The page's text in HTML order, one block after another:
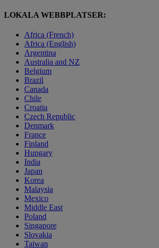
LOKALA WEBBPLATSER:
Africa (French)
Africa (English)
Argentina
Australia and NZ
Belgium
Brazil
Canada
Chile
Croatia
Czech Republic
Denmark
France
Finland
Hungary
India
Japan
Korea
Malaysia
Mexico
Middle East
Poland
Singapore
Slovakia
Taiwan